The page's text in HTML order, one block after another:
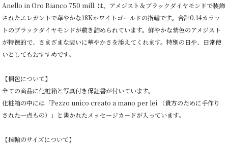
Anello in Oro Bianco 750 mill. は、アメジスト＆ブラックダイヤモンドで装飾
されたエレガントで華やかな18Kホワイトゴールドの指輪です。合計0.14カラッ
トのブラックダイヤモンドが敷き詰められています。鮮やかな紫色のアメジスト
が特徴的で、さまざまな装いに華やかさを添えてくれます。特別の日や、日常使
いとしてもおすすめです。
【梱包について】
全ての商品に化粧箱と写真付き保証書が付いています。
化粧箱の中には「Pezzo unico creato a mano per lei （貴方のために手作り
された一点もの）」と書かれたメッセージカードが入っています。
【指輪のサイズについて】